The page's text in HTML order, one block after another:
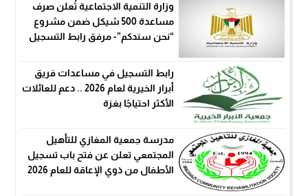
وزارة التنمية الاجتماعية تُعلن صرف
مساعدة 500 شيكل ضمن مشروع
“نحن سندكم”- مرفق رابط التسجيل
رابط التسجيل في مساعدات فريق
أبرار الخيرية لعام 2026 .. دعم للعائلات
الأكثر احتياجًا بغزة
مدرسة جمعية المغازي للتأهيل
المجتمعي تعلن عن فتح باب تسجيل
الأطفال من ذوي الإعاقة للعام 2026